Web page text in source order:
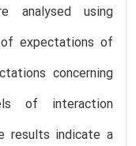
analysed using
expectations of
concerning
of interaction
results indicate a